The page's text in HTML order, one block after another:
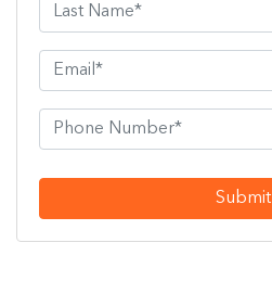
Submit